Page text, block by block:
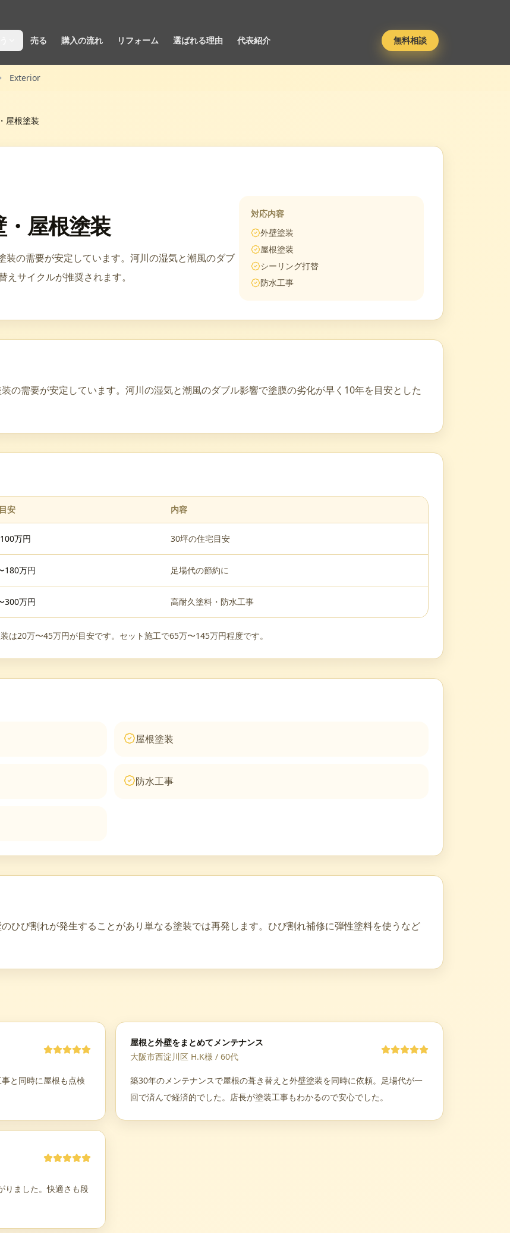
売る 購入の流れ リフォーム 選ばれる理由 代表紹介 無料相談
Exterior
屋根塗装
・屋根塗装
の需要が安定しています。河川の湿気と潮風のダブ
サイクルが推奨されます。
対応内容
外壁塗装
屋根塗装
シーリング打替
防水工事
の需要が安定しています。河川の湿気と潮風のダブル影響で塗膜の劣化が早く10年を目安とした
安 内容
万円 30坪の住宅目安
180万円 足場代の節約に
300万円 高耐久塗料・防水工事
20万〜45万円が目安です。セット施工で65万〜145万円程度です。
屋根塗装
防水工事
ひび割れが発生することがあり単なる塗装では再発します。ひび割れ補修に弾性塗料を使うなど
と同時に屋根も点検
屋根と外壁をまとめてメンテナンス
大阪市西淀川区 H.K様 / 60代
築30年のメンテナンスで屋根の葺き替えと外壁塗装を同時に依頼。足場代が一
回で済んで経済的でした。店長が塗装工事もわかるので安心でした。
りました。快適さも段